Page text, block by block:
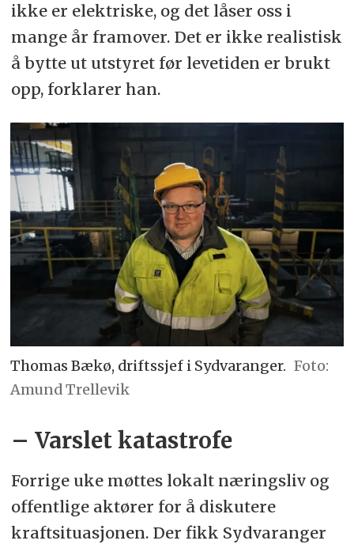
ikke er elektriske, og det låser oss i
mange år framover. Det er ikke realistisk
å bytte ut utstyret før levetiden er brukt
opp, forklarer han.
Thomas Bækø, driftssjef i Sydvaranger.
Amund Trellevik
– Varslet katastrofe
Forrige uke møttes lokalt næringsliv og
offentlige aktører for å diskutere
kraftsituasjonen. Der fikk Sydvaranger